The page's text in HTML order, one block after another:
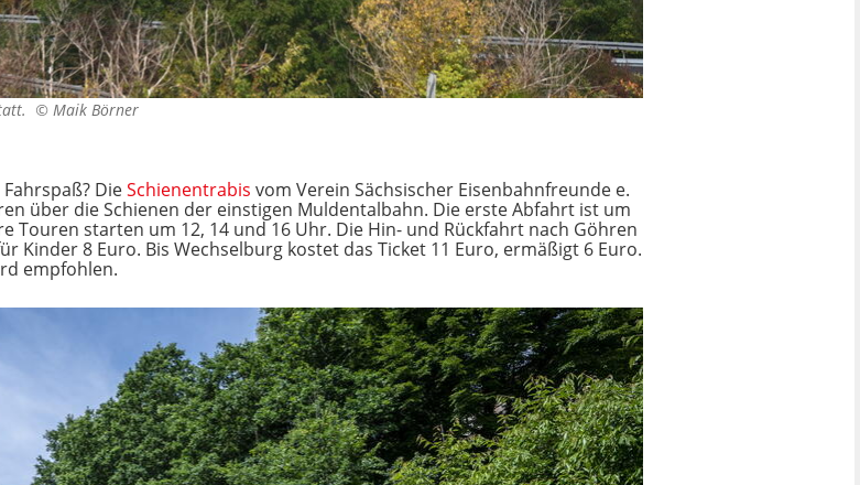
© Maik Börner
DieSchienentrabis vom Verein Sächsischer Eisenbahnfreunde e.
über die Schienen der einstigen Muldentalbahn. Die erste Abfahrt ist um
Touren starten um 12, 14 und 16 Uhr. Die Hin- und Rückfahrt nach Göhren
Kinder 8 Euro. Bis Wechselburg kostet das Ticket 11 Euro, ermäßigt 6 Euro.
empfohlen.